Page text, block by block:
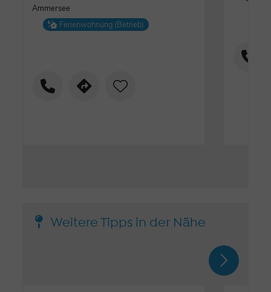
Ammersee
Ferienwohnung (Betrieb)
Weitere Tipps in der Nähe